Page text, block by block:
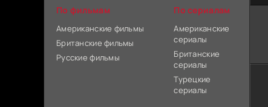
По фильмам
Американские фильмы
Британские фильмы
Русские фильмы
По сериалам
Американские
сериалы
Британские
сериалы
Турецкие
сериалы